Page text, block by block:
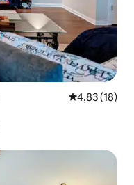
Середня
4,83 (18)